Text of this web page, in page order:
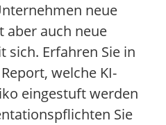
neue
aber auch neue
sich. Erfahren Sie in
welche KI-
eingestuft werden
Sie